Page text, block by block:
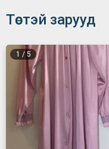
Төстэй зарууд
1 / 5